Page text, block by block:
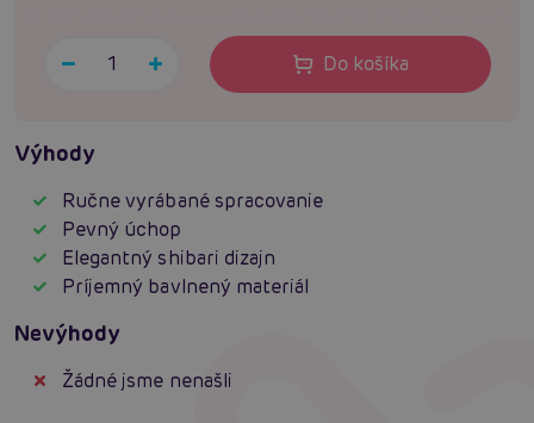
Do košíka
Výhody
Ručne vyrábané spracovanie
Pevný úchop
Elegantný shibari dizajn
Príjemný bavlnený materiál
Nevýhody
Žádné jsme nenašli